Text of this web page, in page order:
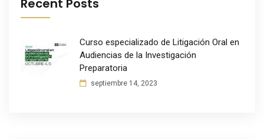
Recent Posts
Curso especializado de Litigación Oral en
Audiencias de la Investigación
Preparatoria
septiembre 14, 2023